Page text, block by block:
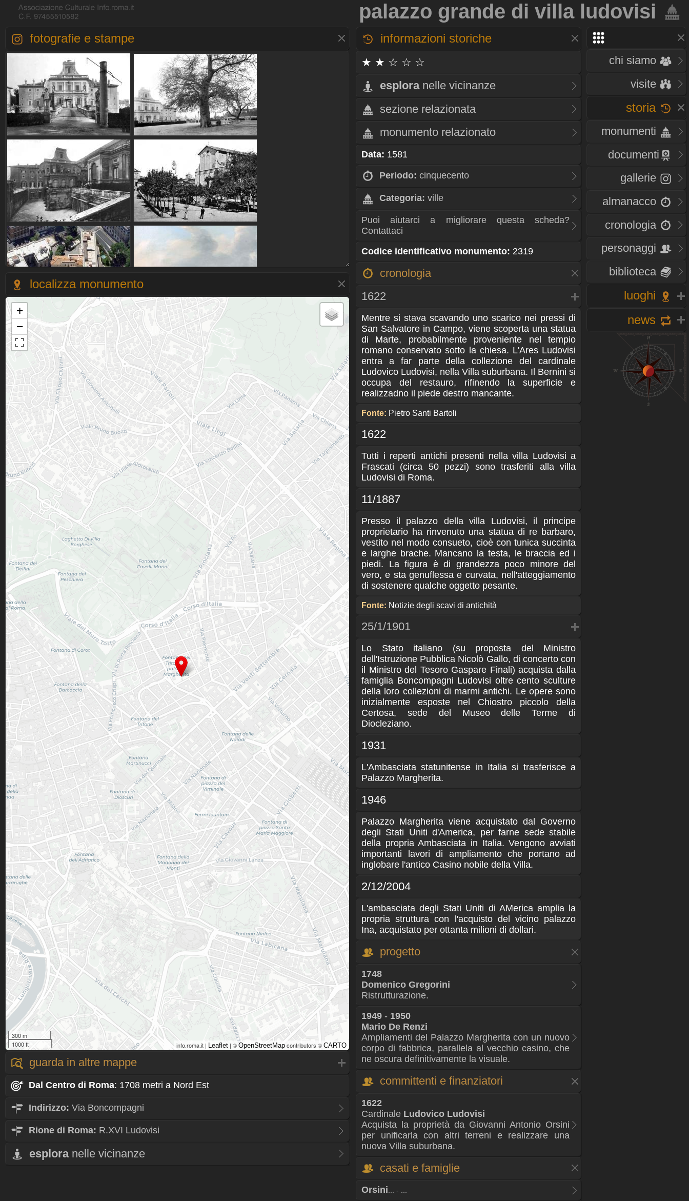
palazzo grande di villa ludovisi
chi siamo
visite
storia
monumenti
documenti
gallerie
almanacco
cronologia
personaggi
biblioteca
luoghi
news
fotografie e stampe
localizza monumento
+
−
300 m
1000 ft
info.roma.it | Leaflet | © OpenStreetMap contributors © CARTO
guarda in altre mappe
Dal Centro di Roma: 1708 metri a Nord Est
Indirizzo: Via Boncompagni
Rione di Roma: R.XVI Ludovisi
esplora nelle vicinanze
informazioni storiche
★ ★ ☆ ☆ ☆
esplora nelle vicinanze
sezione relazionata
monumento relazionato
Data: 1581
Periodo: cinquecento
Categoria: ville
Puoi aiutarci a migliorare questa scheda?
Contattaci
Codice identificativo monumento: 2319
cronologia
1622
Mentre si stava scavando uno scarico nei pressi di
San Salvatore in Campo, viene scoperta una statua
di Marte, probabilmente proveniente nel tempio
romano conservato sotto la chiesa. L'Ares Ludovisi
entra a far parte della collezione del cardinale
Ludovico Ludovisi, nella Villa suburbana. Il Bernini si
occupa del restauro, rifinendo la superficie e
realizzadno il piede destro mancante.
Fonte: Pietro Santi Bartoli
1622
Tutti i reperti antichi presenti nella villa Ludovisi a
Frascati (circa 50 pezzi) sono trasferiti alla villa
Ludovisi di Roma.
11/1887
Presso il palazzo della villa Ludovisi, il principe
proprietario ha rinvenuto una statua di re barbaro,
vestito nel modo consueto, cioè con tunica succinta
e larghe brache. Mancano la testa, le braccia ed i
piedi. La figura è di grandezza poco minore del
vero, e sta genuflessa e curvata, nell'atteggiamento
di sostenere qualche oggetto pesante.
Fonte: Notizie degli scavi di antichità
25/1/1901
Lo Stato italiano (su proposta del Ministro
dell'Istruzione Pubblica Nicolò Gallo, di concerto con
il Ministro del Tesoro Gaspare Finali) acquista dalla
famiglia Boncompagni Ludovisi oltre cento sculture
della loro collezioni di marmi antichi. Le opere sono
inizialmente esposte nel Chiostro piccolo della
Certosa, sede del Museo delle Terme di
Diocleziano.
1931
L'Ambasciata statunitense in Italia si trasferisce a
Palazzo Margherita.
1946
Palazzo Margherita viene acquistato dal Governo
degli Stati Uniti d'America, per farne sede stabile
della propria Ambasciata in Italia. Vengono avviati
importanti lavori di ampliamento che portano ad
inglobare l'antico Casino nobile della Villa.
2/12/2004
L'ambasciata degli Stati Uniti di AMerica amplia la
propria struttura con l'acquisto del vicino palazzo
Ina, acquistato per ottanta milioni di dollari.
progetto
1748
Domenico Gregorini
Ristrutturazione.
1949 - 1950
Mario De Renzi
Ampliamenti del Palazzo Margherita con un nuovo
corpo di fabbrica, parallela al vecchio casino, che
ne oscura definitivamente la visuale.
committenti e finanziatori
1622
Cardinale Ludovico Ludovisi
Acquista la proprietà da Giovanni Antonio Orsini
per unificarla con altri terreni e realizzare una
nuova Villa suburbana.
casati e famiglie
Orsini... - ...